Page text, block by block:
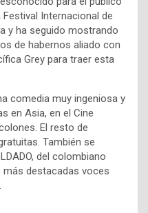
Internacional de
y ha seguido mostrando
de habernos aliado con
Grey para traer esta
comedia muy ingeniosa y
en Asia, en el Cine
El resto de
También se
del colombiano
más destacadas voces